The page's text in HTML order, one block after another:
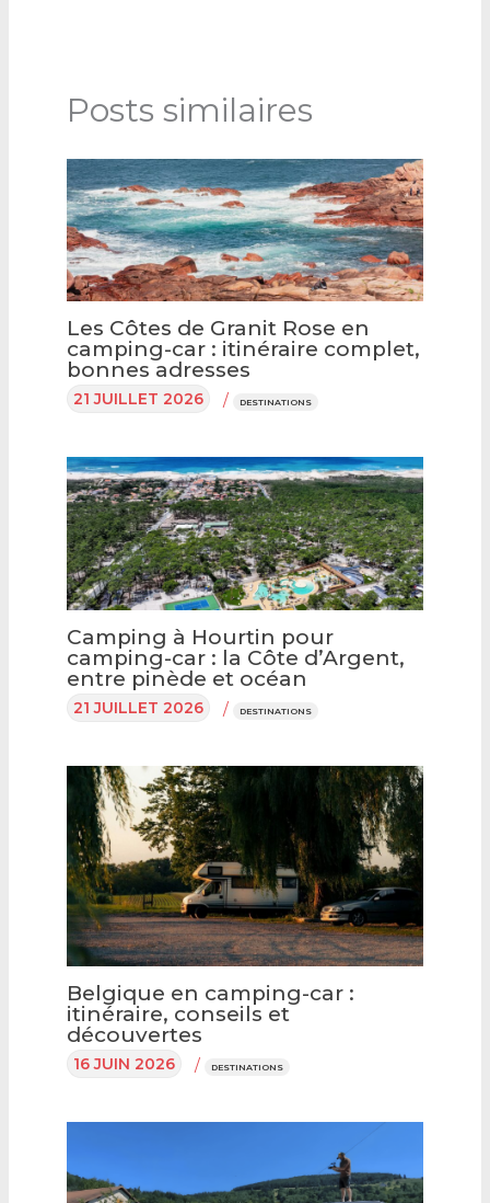
Posts similaires
Les Côtes de Granit Rose en
camping-car : itinéraire complet,
bonnes adresses
21 JUILLET 2026 / DESTINATIONS
Camping à Hourtin pour
camping-car : la Côte d’Argent,
entre pinède et océan
21 JUILLET 2026 / DESTINATIONS
Belgique en camping-car :
itinéraire, conseils et
découvertes
16 JUIN 2026 / DESTINATIONS